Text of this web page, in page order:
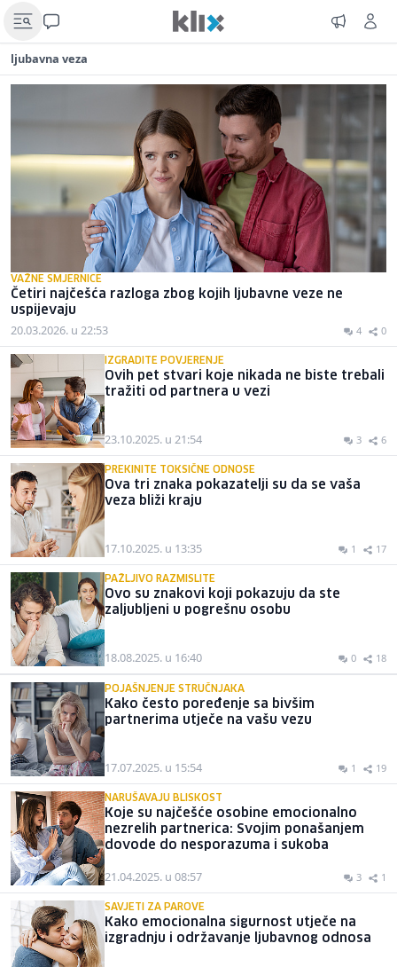
ljubavna veza
VAŽNE SMJERNICE
Četiri najčešća razloga zbog kojih ljubavne veze ne
uspijevaju
20.03.2026. u 22:53 4 0
IZGRADITE POVJERENJE
Ovih pet stvari koje nikada ne biste trebali
tražiti od partnera u vezi
23.10.2025. u 21:54 3 6
PREKINITE TOKSIČNE ODNOSE
Ova tri znaka pokazatelji su da se vaša
veza bliži kraju
17.10.2025. u 13:35 1 17
PAŽLJIVO RAZMISLITE
Ovo su znakovi koji pokazuju da ste
zaljubljeni u pogrešnu osobu
18.08.2025. u 16:40 0 18
POJAŠNJENJE STRUČNJAKA
Kako često poređenje sa bivšim
partnerima utječe na vašu vezu
17.07.2025. u 15:54 1 19
NARUŠAVAJU BLISKOST
Koje su najčešće osobine emocionalno
nezrelih partnerica: Svojim ponašanjem
dovode do nesporazuma i sukoba
21.04.2025. u 08:57 3 1
SAVJETI ZA PAROVE
Kako emocionalna sigurnost utječe na
izgradnju i održavanje ljubavnog odnosa